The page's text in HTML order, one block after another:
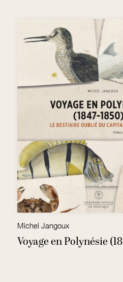
Michel Jangoux
Voyage en Polynésie